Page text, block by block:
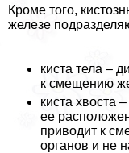
Кроме того,
железе
киста тела –
к смещению
киста хвоста
ее
приводит к
органов и не